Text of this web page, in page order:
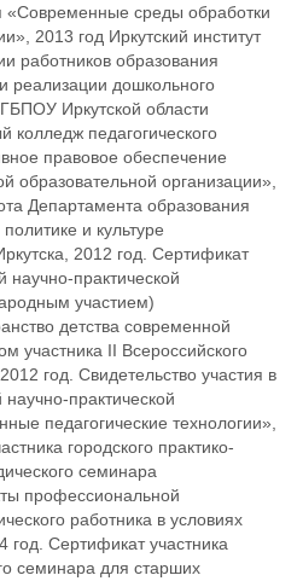
«Современные среды обработки
2013 год Иркутский институт
работников образования
реализации дошкольного
Иркутской области
колледж педагогического
правовое обеспечение
образовательной организации»,
Департамента образования
и культуре
2012 год. Сертификат
научно-практической
участием)
детства современной
участника II Всероссийского
год. Свидетельство участия в
практической
педагогические технологии»,
городского практико-
семинара
профессиональной
работника в условиях
Сертификат участника
семинара для старших